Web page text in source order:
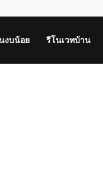
งบน้อย รีโนเวทบ้าน